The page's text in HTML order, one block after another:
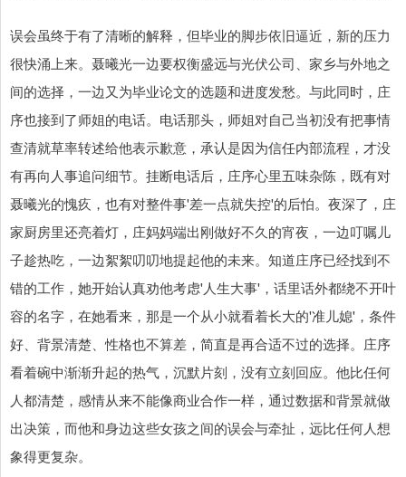
误会虽终于有了清晰的解释，但毕业的脚步依旧逼近，新的压力
很快涌上来。聂曦光一边要权衡盛远与光伏公司、家乡与外地之
间的选择，一边又为毕业论文的选题和进度发愁。与此同时，庄
序也接到了师姐的电话。电话那头，师姐对自己当初没有把事情
查清就草率转述给他表示歉意，承认是因为信任内部流程，才没
有再向人事追问细节。挂断电话后，庄序心里五味杂陈，既有对
聂曦光的愧疚，也有对整件事'差一点就失控'的后怕。夜深了，庄
家厨房里还亮着灯，庄妈妈端出刚做好不久的宵夜，一边叮嘱儿
子趁热吃，一边絮絮叨叨地提起他的未来。知道庄序已经找到不
错的工作，她开始认真劝他考虑'人生大事'，话里话外都绕不开叶
容的名字，在她看来，那是一个从小就看着长大的'准儿媳'，条件
好、背景清楚、性格也不算差，简直是再合适不过的选择。庄序
看着碗中渐渐升起的热气，沉默片刻，没有立刻回应。他比任何
人都清楚，感情从来不能像商业合作一样，通过数据和背景就做
出决策，而他和身边这些女孩之间的误会与牵扯，远比任何人想
象得更复杂。